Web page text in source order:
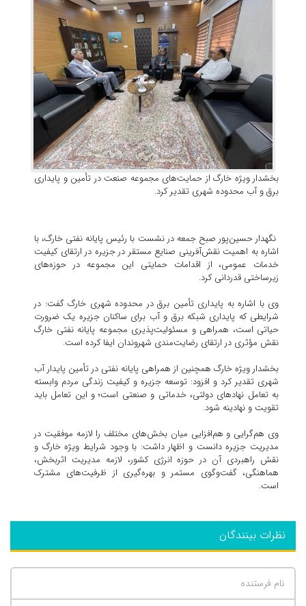
بخشدار ویژه خارگ از حمایت‌های مجموعه صنعت در تأمین و پایداری
برق و آب محدوده شهری تقدیر کرد.
نگهدار حسین‌پور صبح جمعه در نشست با رئیس پایانه نفتی خارگ، با
اشاره به اهمیت نقش‌آفرینی صنایع مستقر در جزیره در ارتقای کیفیت
خدمات عمومی، از اقدامات حمایتی این مجموعه در حوزه‌های
زیرساختی قدردانی کرد.
وی با اشاره به پایداری تأمین برق در محدوده شهری خارگ گفت: در
شرایطی که پایداری شبکه برق و آب برای ساکنان جزیره یک ضرورت
حیاتی است، همراهی و مسئولیت‌پذیری مجموعه پایانه نفتی خارگ
نقش مؤثری در ارتقای رضایت‌مندی شهروندان ایفا کرده است.
بخشدار ویژه خارگ همچنین از همراهی پایانه نفتی در تأمین پایدار آب
شهری تقدیر کرد و افزود: توسعه جزیره و کیفیت زندگی مردم وابسته
به تعامل نهادهای دولتی، خدماتی و صنعتی است؛ و این تعامل باید
تقویت و نهادینه شود.
وی هم‌گرایی و هم‌افزایی میان بخش‌های مختلف را لازمه موفقیت در
مدیریت جزیره دانست و اظهار داشت: با وجود شرایط ویژه خارگ و
نقش راهبردی آن در حوزه انرژی کشور، لازمه مدیریت اثربخش،
هماهنگی، گفت‌وگوی مستمر و بهره‌گیری از ظرفیت‌های مشترک
است.
نظرات بینندگان